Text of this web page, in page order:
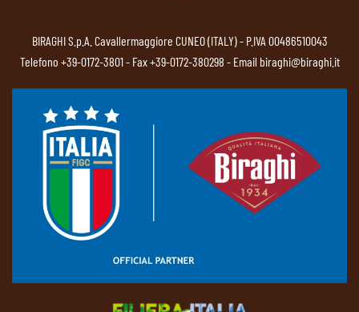
BIRAGHI S.p.A. Cavallermaggiore CUNEO (ITALY) - P.IVA 00486510043
Telefono +39-0172-3801- Fax +39-0172-380298 - Email biraghi@biraghi.it